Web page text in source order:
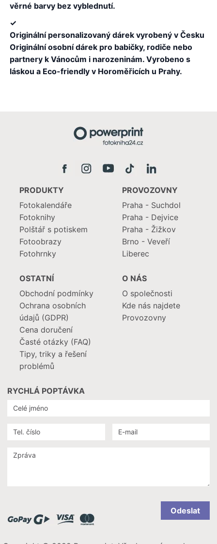
věrné barvy bez vyblednutí.
✓
Originální personalizovaný dárek vyrobený v Česku
Originální osobní dárek pro babičky, rodiče nebo
partnery k Vánocům i narozeninám. Vyrobeno s
láskou a Eco-friendly v Horoměřicích u Prahy.
PRODUKTY
Fotokalendáře
Fotoknihy
Polštář s potiskem
Fotoobrazy
Fotohrnky
PROVOZOVNY
Praha - Suchdol
Praha - Dejvice
Praha - Žižkov
Brno - Veveří
Liberec
OSTATNÍ
Obchodní podmínky
Ochrana osobních
údajů (GDPR)
Cena doručení
Časté otázky (FAQ)
Tipy, triky a řešení
problémů
O NÁS
O společnosti
Kde nás najdete
Provozovny
RYCHLÁ POPTÁVKA
Odeslat